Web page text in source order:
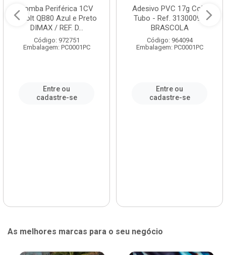
Bomba Periférica 1CV
Bivolt QB80 Azul e Preto
DIMAX / REF. D...
Código: 972751
Embalagem: PC0001PC
Entre ou
cadastre-se
Adesivo PVC 17g Cola
Tubo - Ref. 3130009 -
BRASCOLA
Código: 964094
Embalagem: PC0001PC
Entre ou
cadastre-se
As melhores marcas para o seu negócio